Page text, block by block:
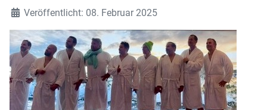
Veröffentlicht: 08. Februar 2025